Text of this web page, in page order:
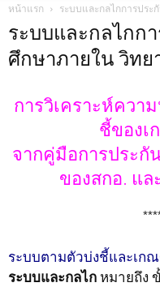
หน้าแรก ระบบและกลไกการปร
ระบบและกลไกก
ศึกษาภายใน วิทย
การวิเคราะห์ควา
ชี้ของเ
จากคู่มือการประ
ของสกอ. แล
ระบบตามตัวบ่งชี้และเก
ระบบและกลไก หมายถึง